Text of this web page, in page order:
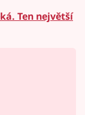
Ten největší